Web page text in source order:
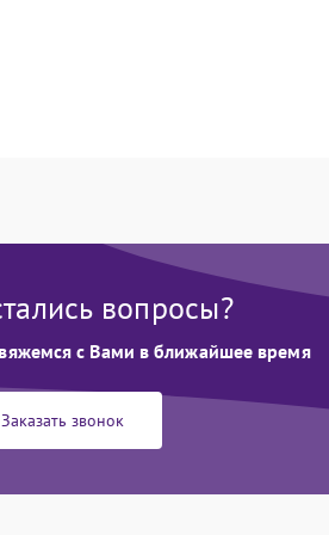
вопросы?
с Вами в ближайшее время
Заказать звонок